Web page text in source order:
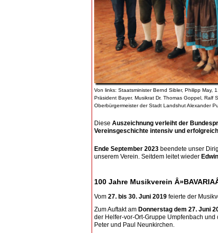
Von links: Staatsminister Bernd Sibler, Philipp May,
Präsident Bayer. Musikrat Dr. Thomas Goppel, Ralf
Oberbürgermeister der Stadt Landshut Alexander
Diese Auszeichnung verleiht der
Vereinsgeschichte intensiv und
Ende September 2023 beendete unser
unserem Verein. Seitdem leitet wieder
100 Jahre Musikverein
Vom 27. bis 30. Juni 2019 feierte der
Zum Auftakt am Donnerstag dem 27. Juni
der Helfer-vor-Ort-Gruppe Umpfenbach
Peter und Paul Neunkirchen.